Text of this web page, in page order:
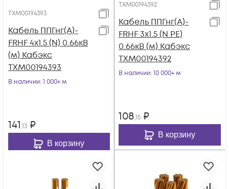
ТХМ00194393
Кабель ППГнг(А)-
FRHF 4х1.5 (N) 0.66кВ
(м) Кабэкс
ТХМ00194393
В наличии: 1 000+ м
141,13 ₽
В корзину
ТХМ00194392
Кабель ППГнг(А)-
FRHF 3х1.5 (N PE)
0.66кВ (м) Кабэкс
ТХМ00194392
В наличии: 10 000+ м
108,15 ₽
В корзину